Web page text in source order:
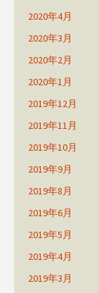
2020年4月
2020年3月
2020年2月
2020年1月
2019年12月
2019年11月
2019年10月
2019年9月
2019年8月
2019年6月
2019年5月
2019年4月
2019年3月